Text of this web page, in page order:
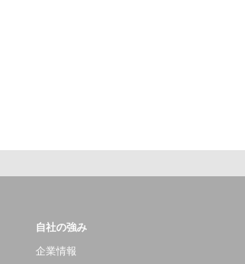
自社の強み
企業情報